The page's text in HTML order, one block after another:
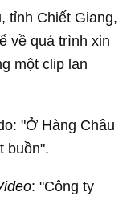
tỉnh Chiết Giang,
về quá trình xin
một clip lan
"Ở Hàng Châu
buồn".
: "Công ty